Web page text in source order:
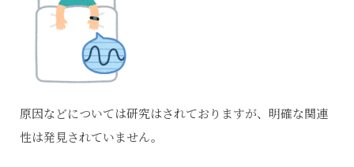
原因などについては研究はされておりますが、明確な関連
性は発見されていません。